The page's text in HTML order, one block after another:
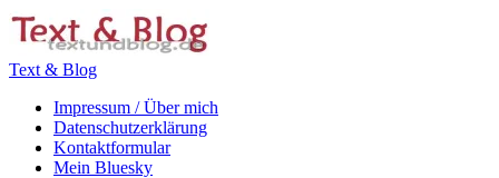
Zum
Inhalt
Text & Blog
Impressum / Über mich
Datenschutzerklärung
Kontaktformular
Mein Bluesky